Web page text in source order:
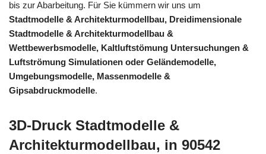
bis zur Abarbeitung. Für Sie kümmern wir uns um
Stadtmodelle & Architekturmodellbau, Dreidimensionale
Stadtmodelle & Architekturmodellbau &
Wettbewerbsmodelle, Kaltluftstömung Untersuchungen &
Luftströmung Simulationen oder Geländemodelle,
Umgebungsmodelle, Massenmodelle &
Gipsabdruckmodelle.
3D-Druck Stadtmodelle &
Architekturmodellbau, in 90542